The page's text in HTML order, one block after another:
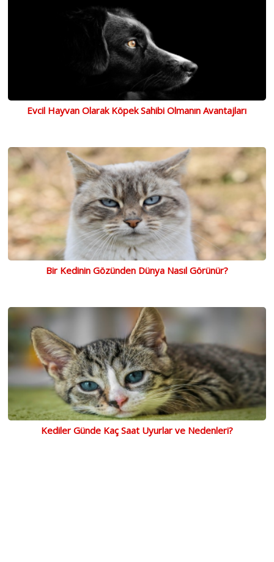
Evcil Hayvan Olarak Köpek Sahibi Olmanın Avantajları
Bir Kedinin Gözünden Dünya Nasıl Görünür?
Kediler Günde Kaç Saat Uyurlar ve Nedenleri?